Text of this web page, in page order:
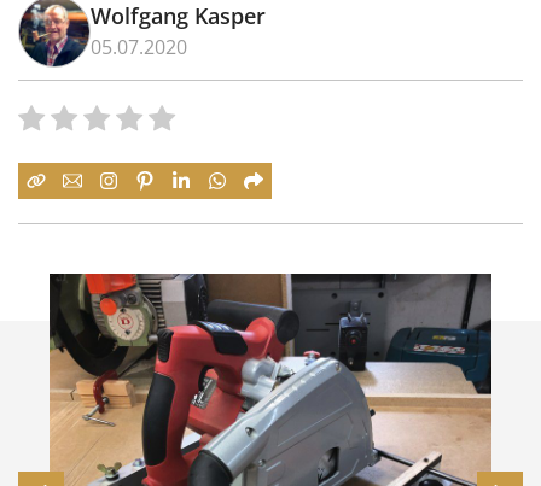
Wolfgang Kasper
05.07.2020